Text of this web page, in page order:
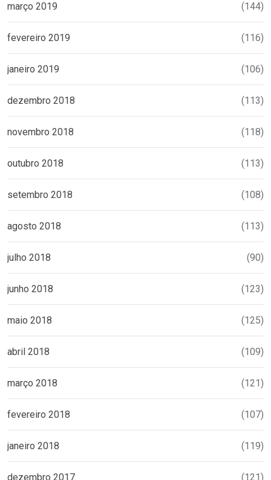
março 2019 (144)
fevereiro 2019 (116)
janeiro 2019 (106)
dezembro 2018 (113)
novembro 2018 (118)
outubro 2018 (113)
setembro 2018 (108)
agosto 2018 (113)
julho 2018 (90)
junho 2018 (123)
maio 2018 (125)
abril 2018 (109)
março 2018 (121)
fevereiro 2018 (107)
janeiro 2018 (119)
dezembro 2017 (121)